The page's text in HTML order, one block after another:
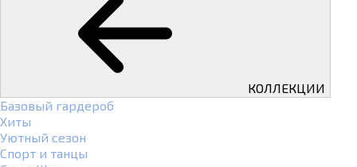
КОЛЛЕКЦИИ
Базовый гардероб
Хиты
Уютный сезон
Спорт и танцы